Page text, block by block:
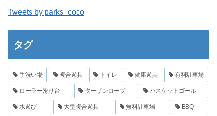
Tweets by parks_coco
タグ
手洗い場 複合遊具 トイレ 健康遊具 有料駐車場
ローラー滑り台 ターザンロープ バスケットゴール
水遊び 大型複合遊具 無料駐車場 BBQ